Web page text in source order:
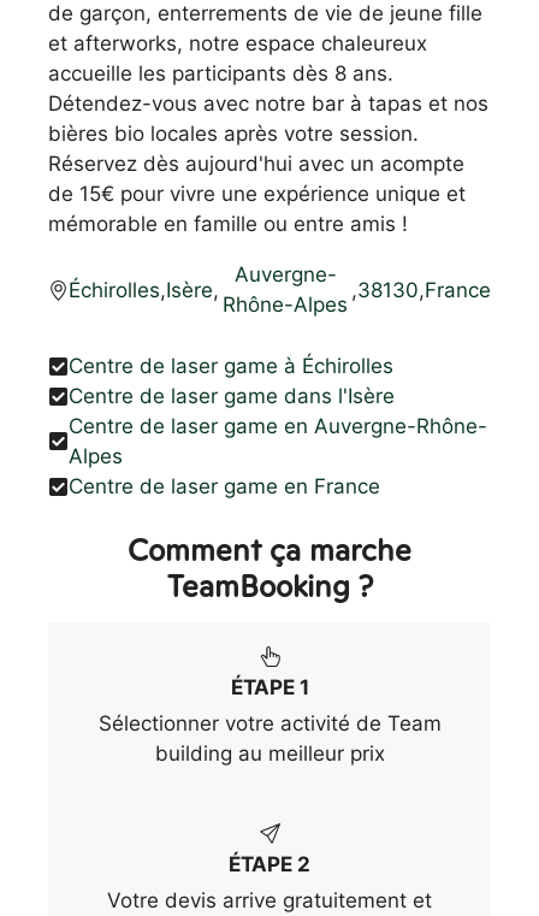
de garçon, enterrements de vie de jeune fille
et afterworks, notre espace chaleureux
accueille les participants dès 8 ans.
Détendez-vous avec notre bar à tapas et nos
bières bio locales après votre session.
Réservez dès aujourd'hui avec un acompte
de 15€ pour vivre une expérience unique et
mémorable en famille ou entre amis !
Échirolles,Isère,
Auvergne-
Rhône-Alpes
,38130,France
Centre de laser game à Échirolles
Centre de laser game dans l'Isère
Centre de laser game en Auvergne-Rhône-
Alpes
Centre de laser game en France
Comment ça marche
TeamBooking ?
ÉTAPE 1
Sélectionner votre activité de Team
building au meilleur prix
ÉTAPE 2
Votre devis arrive gratuitement et